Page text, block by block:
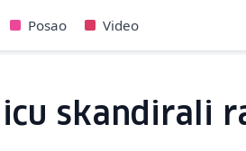
Posao Video
skandirali